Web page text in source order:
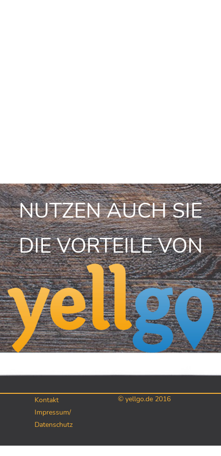
NUTZEN AUCH SIE
DIE VORTEILE VON
Kontakt
Impressum/
Datenschutz
© yellgo.de 2016